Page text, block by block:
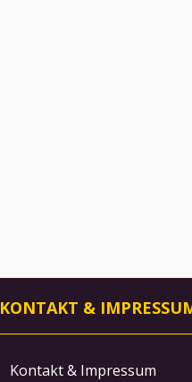
KONTAKT &
Kontakt & Impressum